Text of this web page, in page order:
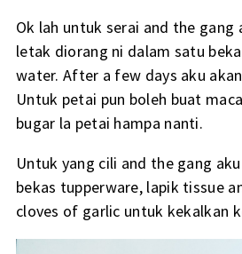
Ok lah untuk serai and the gang
letak diorang ni dalam satu
water. After a few days aku
Untuk petai pun boleh buat
bugar la petai hampa nanti.
Untuk yang cili and the gang
bekas tupperware, lapik tissue
cloves of garlic untuk kekalkan